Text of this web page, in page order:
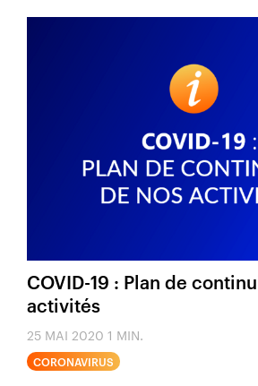
COVID-19 : Plan de
activités
25 MAI 2020 1 MIN.
CORONAVIRUS